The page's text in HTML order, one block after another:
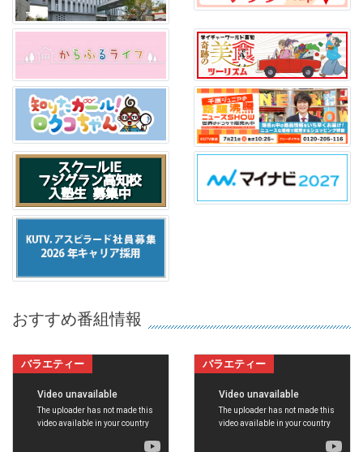
おすすめ番組情報
バラエティー バラエティー